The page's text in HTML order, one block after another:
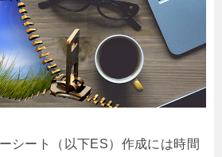
シート（以下ES）作成には時間